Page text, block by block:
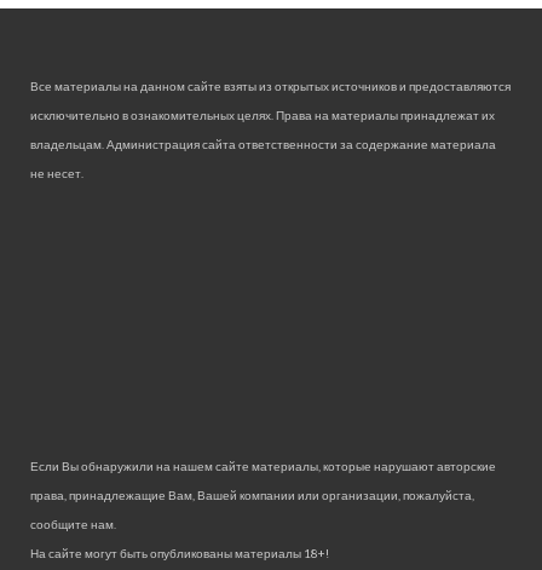
Все материалы на данном сайте взяты из открытых источников и предоставляются
исключительно в ознакомительных целях. Права на материалы принадлежат их
владельцам. Администрация сайта ответственности за содержание материала
не несет.
Если Вы обнаружили на нашем сайте материалы, которые нарушают авторские
права, принадлежащие Вам, Вашей компании или организации, пожалуйста,
сообщите нам.
На сайте могут быть опубликованы материалы 18+!